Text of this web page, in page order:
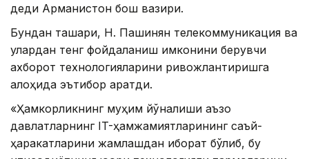
деди Арманистон бош вазири.
Бундан ташқари, Н. Пашинян телекоммуникация ва
улардан тенг фойдаланиш имконини берувчи
ахборот технологияларини ривожлантиришга
алоҳида эътибор қаратди.
«Ҳамкорликнинг муҳим йўналиши аъзо
давлатларнинг IT-ҳамжамиятларининг саъй-
ҳаракатларини жамлашдан иборат бўлиб, бу